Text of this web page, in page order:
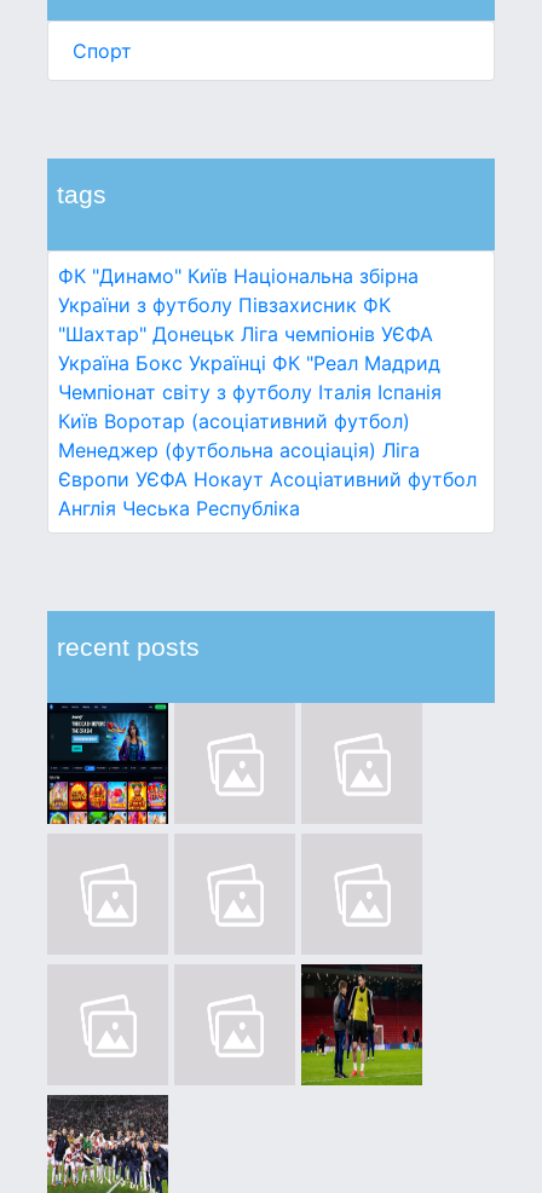
Спорт
tags
ФК "Динамо" Київ Національна збірна
України з футболу Півзахисник ФК
"Шахтар" Донецьк Ліга чемпіонів УЄФА
Україна Бокс Українці ФК "Реал Мадрид
Чемпіонат світу з футболу Італія Іспанія
Київ Воротар (асоціативний футбол)
Менеджер (футбольна асоціація) Ліга
Європи УЄФА Нокаут Асоціативний футбол
Англія Чеська Республіка
recent posts